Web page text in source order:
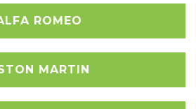
ROMEO
MARTIN